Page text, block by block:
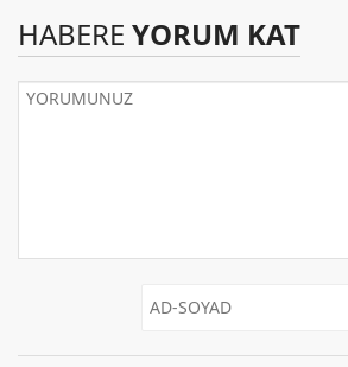
HABERE YORUM KAT